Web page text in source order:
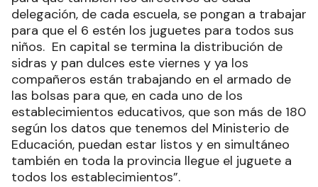
delegación, de cada escuela, se pongan a trabajar
para que el 6 estén los juguetes para todos sus
niños. En capital se termina la distribución de
sidras y pan dulces este viernes y ya los
compañeros están trabajando en el armado de
las bolsas para que, en cada uno de los
establecimientos educativos, que son más de 180
según los datos que tenemos del Ministerio de
Educación, puedan estar listos y en simultáneo
también en toda la provincia llegue el juguete a
todos los establecimientos”.